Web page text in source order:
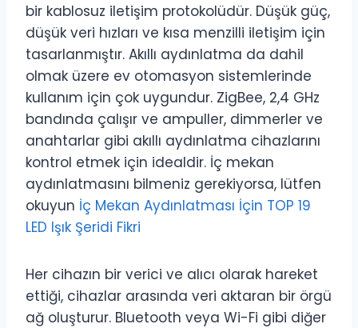
bir kablosuz iletişim protokolüdür. Düşük güç,
düşük veri hızları ve kısa menzilli iletişim için
tasarlanmıştır. Akıllı aydınlatma da dahil
olmak üzere ev otomasyon sistemlerinde
kullanım için çok uygundur. ZigBee, 2,4 GHz
bandında çalışır ve ampuller, dimmerler ve
anahtarlar gibi akıllı aydınlatma cihazlarını
kontrol etmek için idealdir. İç mekan
aydınlatmasını bilmeniz gerekiyorsa, lütfen
okuyun İç Mekan Aydınlatması İçin TOP 19
LED Işık Şeridi Fikri
Her cihazın bir verici ve alıcı olarak hareket
ettiği, cihazlar arasında veri aktaran bir örgü
ağ oluşturur. Bluetooth veya Wi-Fi gibi diğer